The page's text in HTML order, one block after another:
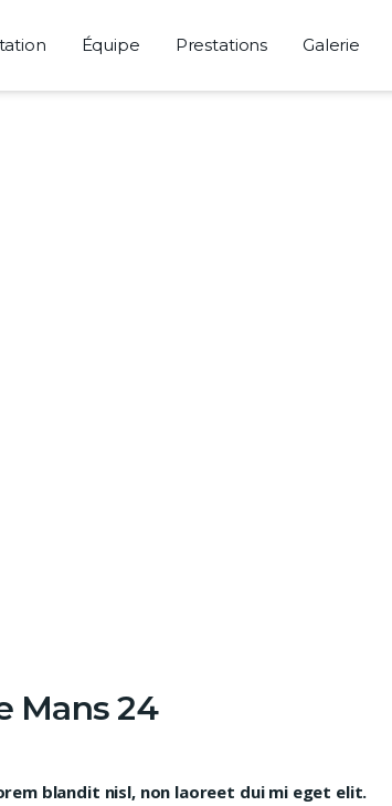
Équipe Prestations Galerie
Mans 24
blandit nisl, non laoreet dui mi eget elit.